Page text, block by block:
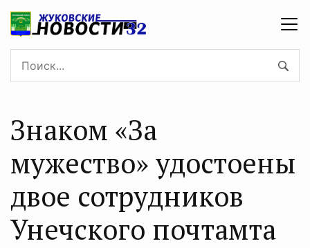
Знаком «За
мужество» удостоены
двое сотрудников
Унечского почтамта